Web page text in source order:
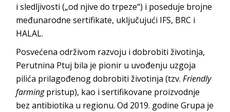
i sledljivosti („od njive do trpeze“) i poseduje brojne
međunarodne sertifikate, uključujući IFS, BRC i
HALAL.
Posvećena održivom razvoju i dobrobiti životinja,
Perutnina Ptuj bila je pionir u uvođenju uzgoja
pilića prilagođenog dobrobiti životinja (tzv.Friendly
farmingpristup), kao i sertifikovane proizvodnje
bez antibiotika u regionu. Od 2019. godine Grupa je